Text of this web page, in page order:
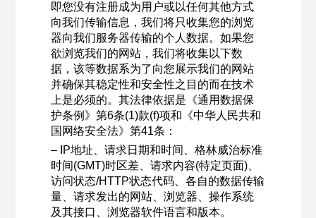
即您没有注册成为用户或以任何其他方式
向我们传输信息，我们将只收集您的浏览
器向我们服务器传输的个人数据。如果您
欲浏览我们的网站，我们将收集以下数
据，该等数据系为了向您展示我们的网站
并确保其稳定性和安全性之目的而在技术
上是必须的。其法律依据是《通用数据保
护条例》第6条(1)款(f)项和《中华人民共和
国网络安全法》第41条：
– IP地址、请求日期和时间、格林威治标准
时间(GMT)时区差、请求内容(特定页面)、
访问状态/HTTP状态代码、各自的数据传输
量、请求发出的网站、浏览器、操作系统
及其接口、浏览器软件语言和版本。